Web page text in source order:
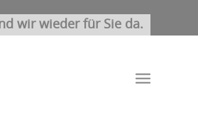
wir wieder für Sie da.